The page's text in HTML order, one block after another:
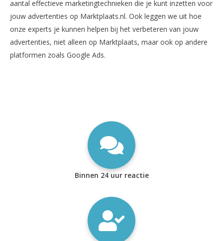
aantal effectieve marketingtechnieken die je kunt inzetten voor
jouw advertenties op Marktplaats.nl. Ook leggen we uit hoe
onze experts je kunnen helpen bij het verbeteren van jouw
advertenties, niet alleen op Marktplaats, maar ook op andere
platformen zoals Google Ads.
Binnen 24 uur reactie